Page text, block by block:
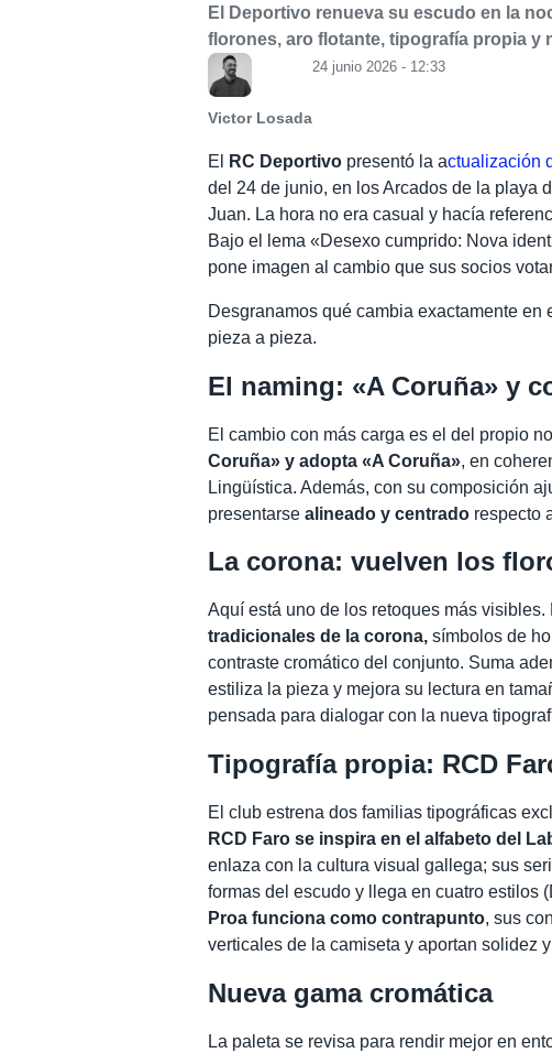
El Deportivo renueva su escudo en la
florones, aro flotante, tipografía propia y
Victor Losada
24 junio 2026 - 12:33
El RC Deportivo presentó la actualización
del 24 de junio, en los Arcados de la playa
Juan. La hora no era casual y hacía
Bajo el lema «Desexo cumprido: Nova
pone imagen al cambio que sus socios
Desgranamos qué cambia exactamente
pieza a pieza.
El naming: «A Coruña» y
El cambio con más carga es el del propio
Coruña» y adopta «A Coruña», en
Lingüística. Además, con su composición
presentarsealineado y centrado respecto
La corona: vuelven los
Aquí está uno de los retoques más visibles.
tradicionales de la corona, símbolos de
contraste cromático del conjunto. Suma
estiliza la pieza y mejora su lectura en
pensada para dialogar con la nueva
Tipografía propia: RCD
El club estrena dos familias tipográficas
RCD Faro se inspira en el alfabeto del
enlaza con la cultura visual gallega; sus
formas del escudo y llega en cuatro estilos
Proa funciona como contrapunto, sus
verticales de la camiseta y aportan solidez
Nueva gama cromática
La paleta se revisa para rendir mejor en